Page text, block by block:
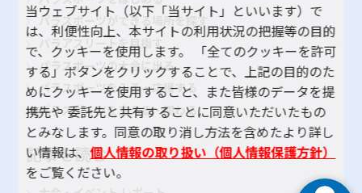
パラスポーツができる場所を探す
パラアスリートを目指す
パラスポーツの大会に出る
パラスポーツをみる・応援する
パラスポーツを支える・関わる
記事を読む
当ウェブサイト（以下「当サイト」といいます）で
は、利便性向上、本サイトの利用状況の把握等の目的
で、クッキーを使用します。 「全てのクッキーを許可
する」ボタンをクリックすることで、上記の目的のた
めにクッキーを使用すること、また皆様のデータを提
携先や 委託先と共有することに同意いただいたもの
とみなします。同意の取り消し方法を含めたより詳し
い情報は、個人情報の取り扱い（個人情報保護方針）
をご覧ください。